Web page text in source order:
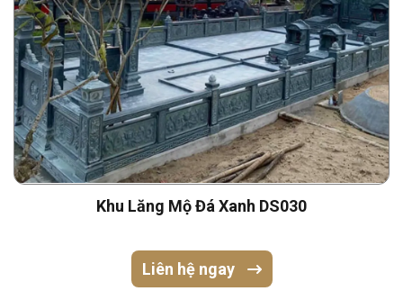
Khu Lăng Mộ Đá Xanh DS030
Liên hệ ngay